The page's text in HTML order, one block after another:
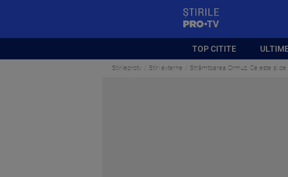
TOP CITITE
Stirileprotv Stiri externe Strâmtoarea Ormuz. Ce este şi